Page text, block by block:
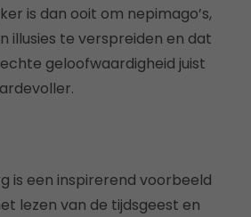
is dan ooit om nepimago’s,
illusies te verspreiden en dat
geloofwaardigheid juist
is een inspirerend voorbeeld
lezen van de tijdsgeest en